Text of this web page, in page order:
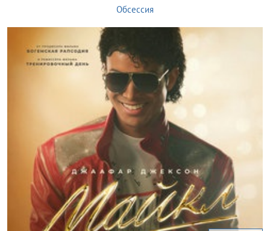
Обсессия